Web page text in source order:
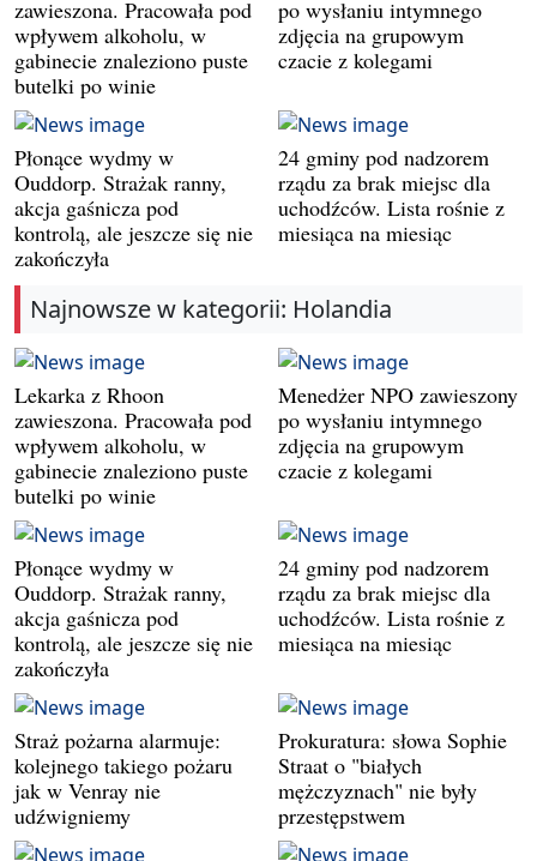
zawieszona. Pracowała pod
wpływem alkoholu, w
gabinecie znaleziono puste
butelki po winie
po wysłaniu intymnego
zdjęcia na grupowym
czacie z kolegami
Płonące wydmy w
Ouddorp. Strażak ranny,
akcja gaśnicza pod
kontrolą, ale jeszcze się nie
zakończyła
24 gminy pod nadzorem
rządu za brak miejsc dla
uchodźców. Lista rośnie z
miesiąca na miesiąc
Najnowsze w kategorii: Holandia
Lekarka z Rhoon
zawieszona. Pracowała pod
wpływem alkoholu, w
gabinecie znaleziono puste
butelki po winie
Menedżer NPO zawieszony
po wysłaniu intymnego
zdjęcia na grupowym
czacie z kolegami
Płonące wydmy w
Ouddorp. Strażak ranny,
akcja gaśnicza pod
kontrolą, ale jeszcze się nie
zakończyła
24 gminy pod nadzorem
rządu za brak miejsc dla
uchodźców. Lista rośnie z
miesiąca na miesiąc
Straż pożarna alarmuje:
kolejnego takiego pożaru
jak w Venray nie
udźwigniemy
Prokuratura: słowa Sophie
Straat o "białych
mężczyznach" nie były
przestępstwem